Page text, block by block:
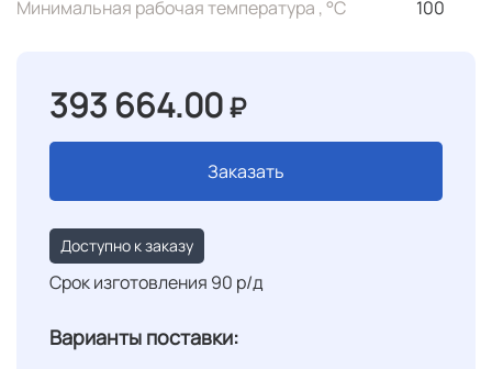
Минимальная рабочая температура , °C
100
393 664.00₽
Заказать
Доступно к заказу
Срок изготовления 90 р/д
Варианты поставки: